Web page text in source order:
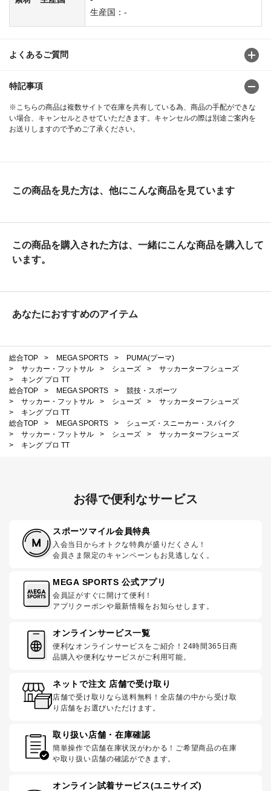
生産国：-
よくあるご質問
特記事項
※こちらの商品は複数サイトで在庫を共有している為、商品の手配ができな
い場合、キャンセルとさせていただきます。キャンセルの際は別途ご案内を
お送りしますので予めご了承ください。
この商品を見た方は、他にこんな商品を見ています
この商品を購入された方は、一緒にこんな商品を購入して
います。
あなたにおすすめのアイテム
総合TOP > MEGA SPORTS >
PUMA(プーマ)
>
サッカー・フットサル > シューズ >
サッカーターフシューズ
>
キング プロ TT
総合TOP
> MEGA SPORTS >
競技・スポーツ
>
サッカー・フットサル > シューズ >
サッカーターフシューズ
>
キング プロ TT
総合TOP
> MEGA SPORTS >
シューズ・スニーカー・スパイク
>
サッカー・フットサル > シューズ >
サッカーターフシューズ
>
キング プロ TT
お得で便利なサービス
スポーツマイル会員特典
入会当日からオトクな特典が盛りだくさん！
会員さま限定のキャンペーンもお見逃しなく。
MEGA SPORTS 公式アプリ
会員証がすぐに開けて便利！
アプリクーポンや最新情報をお知らせします。
オンラインサービス一覧
便利なオンラインサービスをご紹介！24時間365日商
品購入や便利なサービスがご利用可能。
ネットで注文 店舗で受け取り
店舗で受け取りなら送料無料！全店舗の中から受け取
り店舗をお選びいただけます。
取り扱い店舗・在庫確認
簡単操作で店舗在庫状況がわかる！ご希望商品の在庫
や取り扱い店舗の確認ができます。
オンライン試着サービス(ユニサイズ)